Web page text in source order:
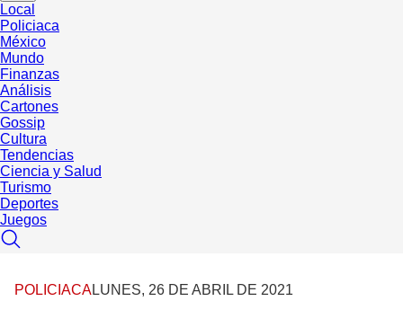
Local
Policiaca
México
Mundo
Finanzas
Análisis
Cartones
Gossip
Cultura
Tendencias
Ciencia y Salud
Turismo
Deportes
Juegos
POLICIACALUNES, 26 DE ABRIL DE 2021